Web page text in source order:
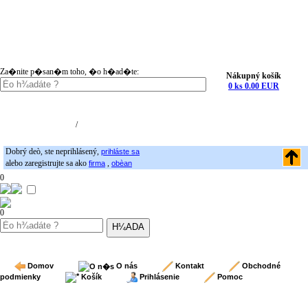
Za�nite p�san�m toho, �o h�ad�te:
Nákupný košík
0 ks 0.00 EUR
/
Dobrý deò, ste neprihlásený, prihláste sa
alebo zaregistrujte sa ako firma , obèan
0
0
Domov O nás Kontakt
Obchodné
podmienky
Košík Prihlásenie Pomoc